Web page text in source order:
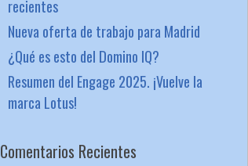
recientes
Nueva oferta de trabajo para Madrid
¿Qué es esto del Domino IQ?
Resumen del Engage 2025. ¡Vuelve la
marca Lotus!
Comentarios Recientes